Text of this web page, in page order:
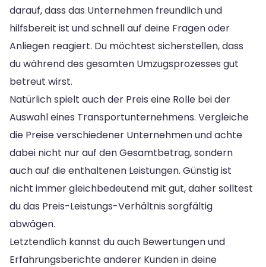
darauf, dass das Unternehmen freundlich und
hilfsbereit ist und schnell auf deine Fragen oder
Anliegen reagiert. Du möchtest sicherstellen, dass
du während des gesamten Umzugsprozesses gut
betreut wirst.
Natürlich spielt auch der Preis eine Rolle bei der
Auswahl eines Transportunternehmens. Vergleiche
die Preise verschiedener Unternehmen und achte
dabei nicht nur auf den Gesamtbetrag, sondern
auch auf die enthaltenen Leistungen. Günstig ist
nicht immer gleichbedeutend mit gut, daher solltest
du das Preis-Leistungs-Verhältnis sorgfältig
abwägen.
Letztendlich kannst du auch Bewertungen und
Erfahrungsberichte anderer Kunden in deine